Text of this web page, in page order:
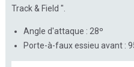
Track & Field ".
Angle d'attaque : 28º
Porte-à-faux essieu avant :